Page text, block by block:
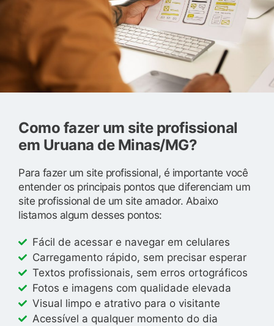
Como fazer um site profissional
em Uruana de Minas/MG?
Para fazer um site profissional, é importante você
entender os principais pontos que diferenciam um
site profissional de um site amador. Abaixo
listamos algum desses pontos:
Fácil de acessar e navegar em celulares
Carregamento rápido, sem precisar esperar
Textos profissionais, sem erros ortográficos
Fotos e imagens com qualidade elevada
Visual limpo e atrativo para o visitante
Acessível a qualquer momento do dia